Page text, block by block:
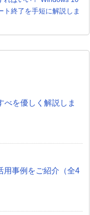
ト終了を手短に解説しま
を優しく解説しま
用事例をご紹介（全4